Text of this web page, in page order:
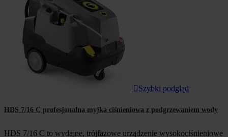
 Szybki podgląd
HDS 7/16 C profesjonalna myjka ciśnieniowa z podgrzewaniem wody
HDS 7/16 C to wydajne, trójfazowe urządzenie wysokociśnieniowe